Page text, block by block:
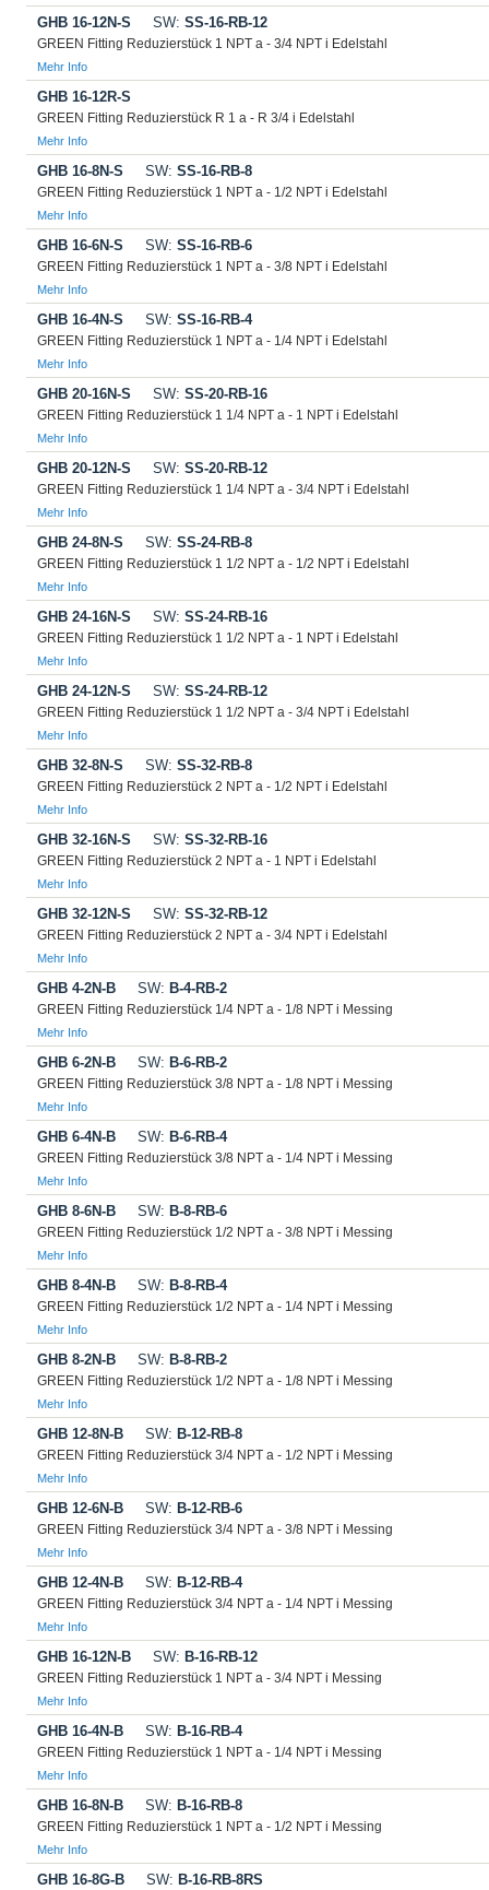
GHB 16-12N-S SW: SS-16-RB-12
GREEN Fitting Reduzierstück 1 NPT a - 3/4 NPT i Edelstahl
Mehr Info
GHB 16-12R-S
GREEN Fitting Reduzierstück R 1 a - R 3/4 i Edelstahl
Mehr Info
GHB 16-8N-S SW: SS-16-RB-8
GREEN Fitting Reduzierstück 1 NPT a - 1/2 NPT i Edelstahl
Mehr Info
GHB 16-6N-S SW: SS-16-RB-6
GREEN Fitting Reduzierstück 1 NPT a - 3/8 NPT i Edelstahl
Mehr Info
GHB 16-4N-S SW: SS-16-RB-4
GREEN Fitting Reduzierstück 1 NPT a - 1/4 NPT i Edelstahl
Mehr Info
GHB 20-16N-S SW: SS-20-RB-16
GREEN Fitting Reduzierstück 1 1/4 NPT a - 1 NPT i Edelstahl
Mehr Info
GHB 20-12N-S SW: SS-20-RB-12
GREEN Fitting Reduzierstück 1 1/4 NPT a - 3/4 NPT i Edelstahl
Mehr Info
GHB 24-8N-S SW: SS-24-RB-8
GREEN Fitting Reduzierstück 1 1/2 NPT a - 1/2 NPT i Edelstahl
Mehr Info
GHB 24-16N-S SW: SS-24-RB-16
GREEN Fitting Reduzierstück 1 1/2 NPT a - 1 NPT i Edelstahl
Mehr Info
GHB 24-12N-S SW: SS-24-RB-12
GREEN Fitting Reduzierstück 1 1/2 NPT a - 3/4 NPT i Edelstahl
Mehr Info
GHB 32-8N-S SW: SS-32-RB-8
GREEN Fitting Reduzierstück 2 NPT a - 1/2 NPT i Edelstahl
Mehr Info
GHB 32-16N-S SW: SS-32-RB-16
GREEN Fitting Reduzierstück 2 NPT a - 1 NPT i Edelstahl
Mehr Info
GHB 32-12N-S SW: SS-32-RB-12
GREEN Fitting Reduzierstück 2 NPT a - 3/4 NPT i Edelstahl
Mehr Info
GHB 4-2N-B SW: B-4-RB-2
GREEN Fitting Reduzierstück 1/4 NPT a - 1/8 NPT i Messing
Mehr Info
GHB 6-2N-B SW: B-6-RB-2
GREEN Fitting Reduzierstück 3/8 NPT a - 1/8 NPT i Messing
Mehr Info
GHB 6-4N-B SW: B-6-RB-4
GREEN Fitting Reduzierstück 3/8 NPT a - 1/4 NPT i Messing
Mehr Info
GHB 8-6N-B SW: B-8-RB-6
GREEN Fitting Reduzierstück 1/2 NPT a - 3/8 NPT i Messing
Mehr Info
GHB 8-4N-B SW: B-8-RB-4
GREEN Fitting Reduzierstück 1/2 NPT a - 1/4 NPT i Messing
Mehr Info
GHB 8-2N-B SW: B-8-RB-2
GREEN Fitting Reduzierstück 1/2 NPT a - 1/8 NPT i Messing
Mehr Info
GHB 12-8N-B SW: B-12-RB-8
GREEN Fitting Reduzierstück 3/4 NPT a - 1/2 NPT i Messing
Mehr Info
GHB 12-6N-B SW: B-12-RB-6
GREEN Fitting Reduzierstück 3/4 NPT a - 3/8 NPT i Messing
Mehr Info
GHB 12-4N-B SW: B-12-RB-4
GREEN Fitting Reduzierstück 3/4 NPT a - 1/4 NPT i Messing
Mehr Info
GHB 16-12N-B SW: B-16-RB-12
GREEN Fitting Reduzierstück 1 NPT a - 3/4 NPT i Messing
Mehr Info
GHB 16-4N-B SW: B-16-RB-4
GREEN Fitting Reduzierstück 1 NPT a - 1/4 NPT i Messing
Mehr Info
GHB 16-8N-B SW: B-16-RB-8
GREEN Fitting Reduzierstück 1 NPT a - 1/2 NPT i Messing
Mehr Info
GHB 16-8G-B SW: B-16-RB-8RS